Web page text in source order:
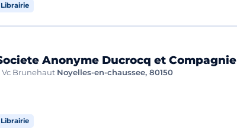
Librairie
Anonyme Ducrocq et Compagnie
Vc Brunehaut Noyelles-en-chaussee, 80150
Librairie